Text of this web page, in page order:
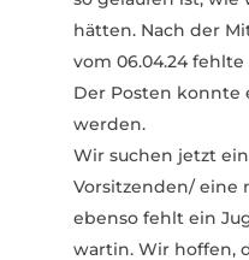
hätten. Nach der
vom 06.04.24 fehlte
Der Posten konnte
werden.
Wir suchen jetzt
Vorsitzenden/ eine
ebenso fehlt ein
wartin. Wir hoffen,